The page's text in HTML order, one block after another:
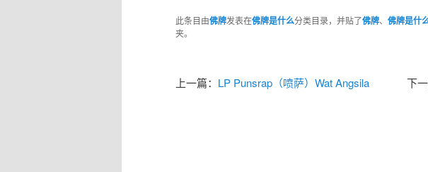
此条目由佛牌发表在佛牌是什么分类目录，并贴了佛牌、 佛牌是什
夹。
上一篇： LP Punsrap（喷萨）Wat Angsila 下一